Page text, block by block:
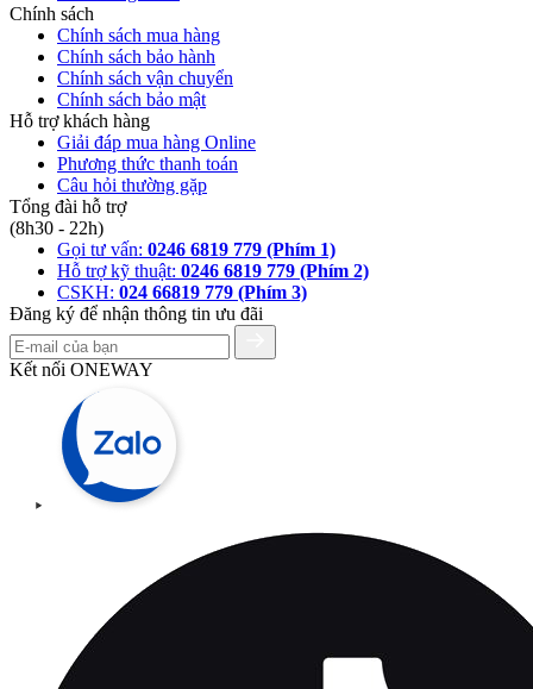
Chính sách
Chính sách mua hàng
Chính sách bảo hành
Chính sách vận chuyển
Chính sách bảo mật
Hỗ trợ khách hàng
Giải đáp mua hàng Online
Phương thức thanh toán
Câu hỏi thường gặp
Tổng đài hỗ trợ
(8h30 - 22h)
Gọi tư vấn: 0246 6819 779 (Phím 1)
Hỗ trợ kỹ thuật: 0246 6819 779 (Phím 2)
CSKH: 024 66819 779 (Phím 3)
Đăng ký để nhận thông tin ưu đãi
Kết nối ONEWAY